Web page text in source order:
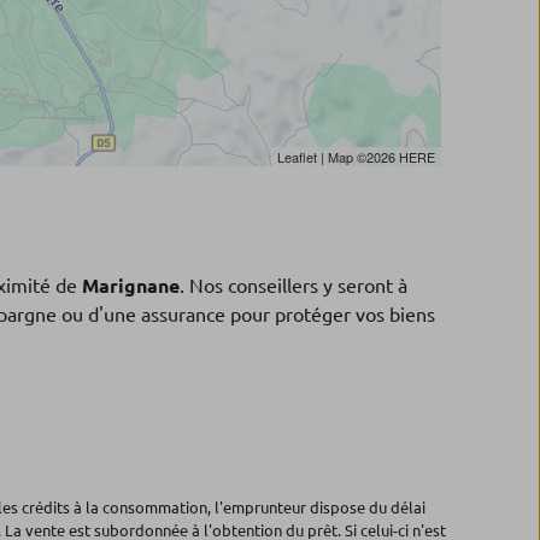
Leaflet | Map ©2026 HERE
de Marignane. Nos conseillers y seront à
ou d'une assurance pour protéger vos biens
crédits à la consommation, l'emprunteur dispose du délai
vente est subordonnée à l'obtention du prêt. Si celui-ci n'est